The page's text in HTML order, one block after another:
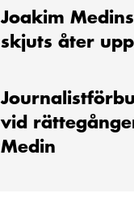
Joakim
skjuts åter upp
vid
Medin